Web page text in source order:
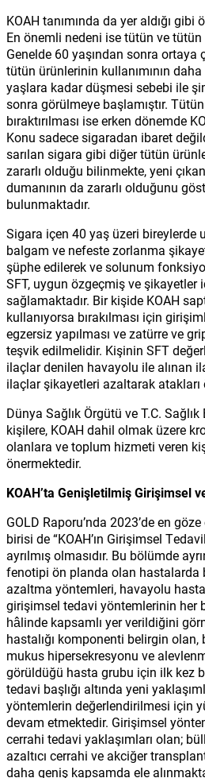
KOAH tanımında da yer aldığı gibi
En önemli nedeni ise tütün ve tütün
Genelde 60 yaşından sonra ortaya
tütün ürünlerinin kullanımının
yaşlara kadar düşmesi sebebi ile
sonra görülmeye başlamıştır.
bıraktırılması ise erken dönemde
Konu sadece sigaradan ibaret
sarılan sigara gibi diğer tütün
zararlı olduğu bilinmekte, yeni
dumanının da zararlı olduğunu
bulunmaktadır.
Sigara içen 40 yaş üzeri bireylerde
balgam ve nefeste zorlanma
şüphe edilerek ve solunum
SFT, uygun özgeçmiş ve şikayetler
sağlamaktadır. Bir kişide KOAH
kullanıyorsa bırakılması için
egzersiz yapılması ve zatürre ve grip
teşvik edilmelidir. Kişinin SFT
ilaçlar denilen havayolu ile alınan
ilaçlar şikayetleri azaltarak atakları
Dünya Sağlık Örgütü ve T.C.
kişilere, KOAH dahil olmak üzere
olanlara ve toplum hizmeti veren
önermektedir.
KOAH’ta Genişletilmiş Girişimsel
GOLD Raporu’nda 2023’de en
birisi de “KOAH’ın Girişimsel
ayrılmış olmasıdır. Bu bölümde
fenotipi ön planda olan hastalarda
azaltma yöntemleri, havayolu
girişimsel tedavi yöntemlerinin her
hâlinde kapsamlı yer verildiğini
hastalığı komponenti belirgin
mukus hipersekresyonu ve
görüldüğü hasta grubu için ilk kez
tedavi başlığı altında yeni
yöntemlerin değerlendirilmesi için
devam etmektedir. Girişimsel
cerrahi tedavi yaklaşımları olan;
azaltıcı cerrahi ve akciğer
daha geniş kapsamda ele